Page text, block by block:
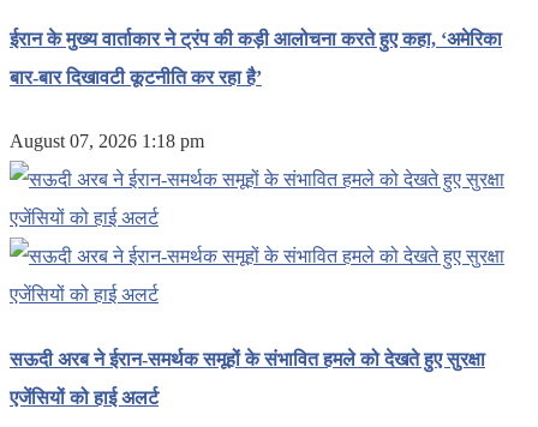
ईरान के मुख्य वार्ताकार ने ट्रंप की कड़ी आलोचना करते हुए कहा, ‘अमेरिका
बार-बार दिखावटी कूटनीति कर रहा है’
August 07, 2026 1:18 pm
सऊदी अरब ने ईरान-समर्थक समूहों के संभावित हमले को देखते हुए सुरक्षा
एजेंसियों को हाई अलर्ट